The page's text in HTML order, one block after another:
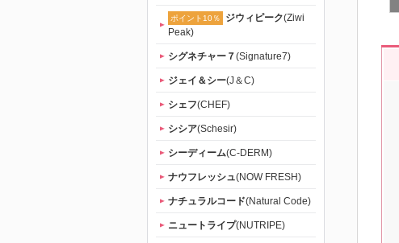
ポイント10％ ジウィピーク(Ziwi
Peak)
シグネチャー７(Signature7)
ジェイ＆シー(J＆C)
シェフ(CHEF)
シシア(Schesir)
シーディーム(C-DERM)
ナウフレッシュ(NOW FRESH)
ナチュラルコード(Natural Code)
ニュートライプ(NUTRIPE)